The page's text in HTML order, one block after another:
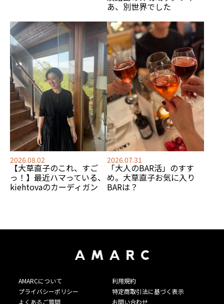
あ、別世界でした
2026.08.02
【大草直子のこれ、すご
っ！】最近ハマっている、
kiehtovaのカーディガン
2026.07.31
「大人のBAR活」のすす
め。大草直子お気に入り
BARは？
AMARCについて
利用規約
プライバシーポリシー
特定商取引法に基づく表示
よくあるご質問
お問い合わせ